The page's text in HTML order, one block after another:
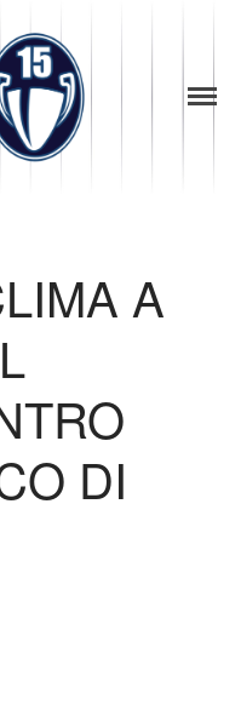
di Condotta
Ritirate
A
DI